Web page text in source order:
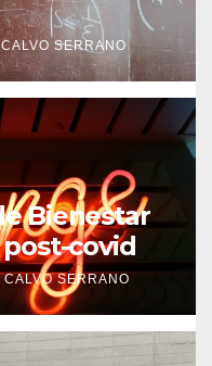
SERRANO
Bienestar
covid
SERRANO